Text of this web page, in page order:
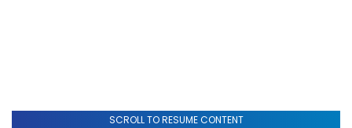
SCROLL TO RESUME CONTENT